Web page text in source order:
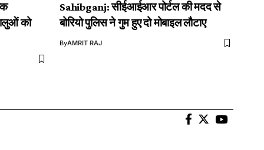
को
Sahibganj: सीईआईआर पोर्टल की मदद से
बोरियो पुलिस ने गुम हुए दो मोबाइल लौटाए
ByAMRIT RAJ